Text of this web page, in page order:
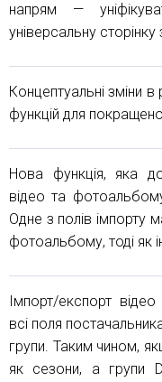
напрям —
універсальну
Концептуальні зміни
функцій для
Нова функція, яка
відео та
Одне з полів імпорту
фотоальбому, тоді як
Імпорт/експорт
всі поля
групи. Таким чином,
як сезони, а групи